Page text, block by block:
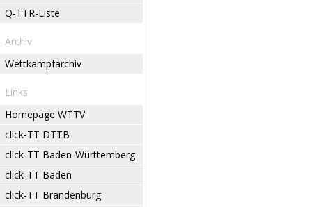
Q-TTR-Liste
Archiv
Wettkampfarchiv
Links
Homepage WTTV
click-TT DTTB
click-TT Baden-Württemberg
click-TT Baden
click-TT Brandenburg